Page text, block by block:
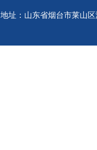
地址：山东省烟台市莱山